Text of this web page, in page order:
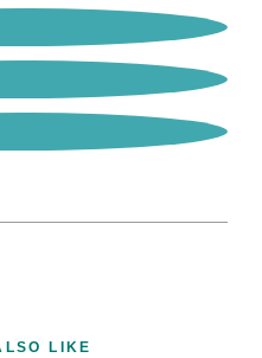
LIKE